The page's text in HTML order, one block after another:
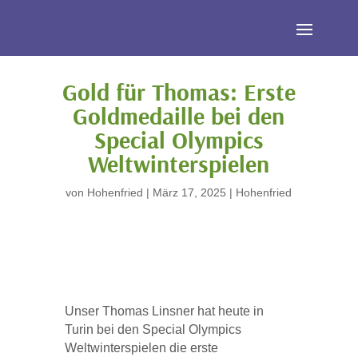
Gold für Thomas: Erste
Goldmedaille bei den
Special Olympics
Weltwinterspielen
von Hohenfried | März 17, 2025 | Hohenfried
Unser Thomas Linsner hat heute in
Turin bei den Special Olympics
Weltwinterspielen die erste